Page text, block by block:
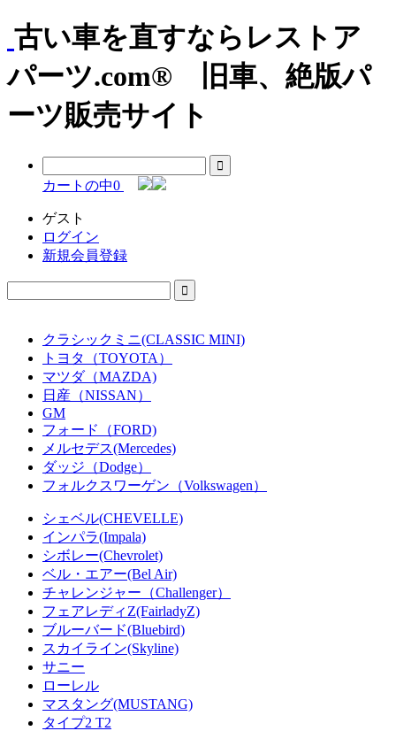
古い車を直すならレストア
パーツ.com® 旧車、絶版パ
ーツ販売サイト
カートの中0
ゲスト
ログイン
新規会員登録
クラシックミニ(CLASSIC MINI)
トヨタ（TOYOTA）
マツダ（MAZDA)
日産（NISSAN）
GM
フォード（FORD)
メルセデス(Mercedes)
ダッジ（Dodge）
フォルクスワーゲン（Volkswagen）
シェベル(CHEVELLE)
インパラ(Impala)
シボレー(Chevrolet)
ベル・エアー(Bel Air)
チャレンジャー（Challenger）
フェアレディZ(FairladyZ)
ブルーバード(Bluebird)
スカイライン(Skyline)
サニー
ローレル
マスタング(MUSTANG)
タイプ2 T2